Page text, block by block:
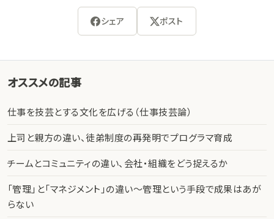
シェア ポスト
オススメの記事
仕事を技芸とする文化を広げる（仕事技芸論）
上司と親方の違い、徒弟制度の再発明でプログラマ育成
チームとコミュニティの違い、会社・組織をどう捉えるか
「管理」と「マネジメント」の違い〜管理という手段で成果はあが
らない